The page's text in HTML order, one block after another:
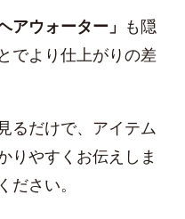
アウォーター」 も隠
でより仕上がりの差
るだけで、アイテム
りやすくお伝えしま
さい。